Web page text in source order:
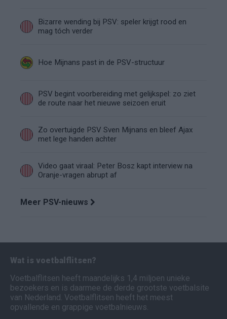
Bizarre wending bij PSV: speler krijgt rood en
mag tóch verder
Hoe Mijnans past in de PSV-structuur
PSV begint voorbereiding met gelijkspel: zo ziet
de route naar het nieuwe seizoen eruit
Zo overtuigde PSV Sven Mijnans en bleef Ajax
met lege handen achter
Video gaat viraal: Peter Bosz kapt interview na
Oranje-vragen abrupt af
Meer PSV-nieuws
Wat is voetbalflitsen?
Voetbalflitsen heeft maandelijks 1,4 miljoen unieke
bezoekers en is daarmee de derde grootste voetbalsite
van Nederland. Voetbalflitsen heeft het meest
opvallende en grappige voetbalnieuws.